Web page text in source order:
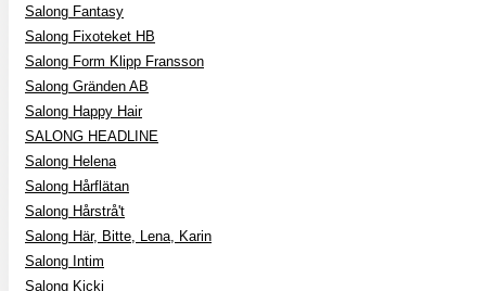
Salong Fantasy
Salong Fixoteket HB
Salong Form Klipp Fransson
Salong Gränden AB
Salong Happy Hair
SALONG HEADLINE
Salong Helena
Salong Hårflätan
Salong Hårstrå't
Salong Här, Bitte, Lena, Karin
Salong Intim
Salong Kicki